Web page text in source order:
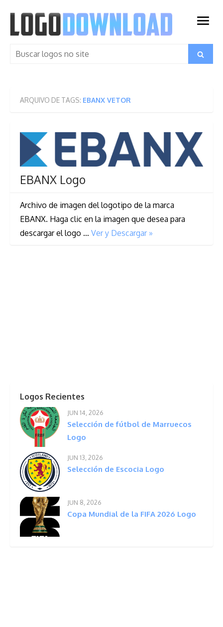
content
open
Search
Search
ARQUIVO DE TAGS: EBANX VETOR
EBANX Logo
Archivo de imagen del logotipo de la marca
EBANX. Haga clic en la imagen que desea para
descargar el logo … Ver y Descargar »
Logos Recientes
JUN 14, 2026
Selección de fútbol de Marruecos
Logo
JUN 13, 2026
Selección de Escocia Logo
JUN 8, 2026
Copa Mundial de la FIFA 2026 Logo